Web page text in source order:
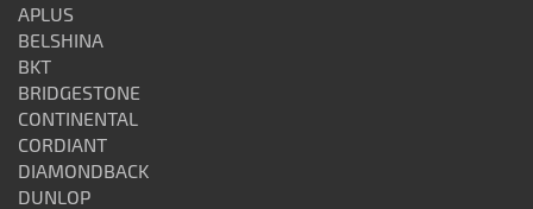
APLUS
BELSHINA
BKT
BRIDGESTONE
CONTINENTAL
CORDIANT
DIAMONDBACK
DUNLOP